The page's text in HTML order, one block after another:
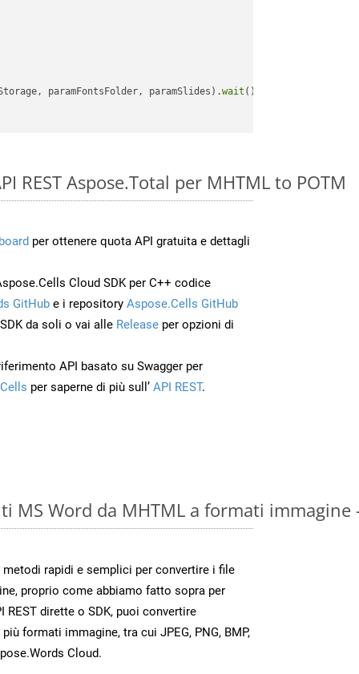
paramFontsFolder, paramSlides).wait ();
REST Aspose.Total per MHTML to POTM
per ottenere quota API gratuita e dettagli
Cloud SDK per C++ codice
GitHub e i repository Aspose.Cells GitHub
da soli o vai alle Release per opzioni di
API basato su Swagger per
per saperne di più sull’ API REST.
MS Word da MHTML a formati immagine
rapidi e semplici per convertire i file
proprio come abbiamo fatto sopra per
REST dirette o SDK, puoi convertire
formati immagine, tra cui JPEG, PNG, BMP,
Cloud.